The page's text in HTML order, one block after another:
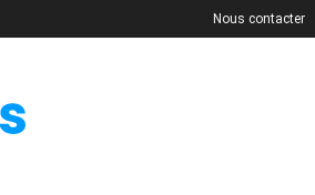
Nous contacter